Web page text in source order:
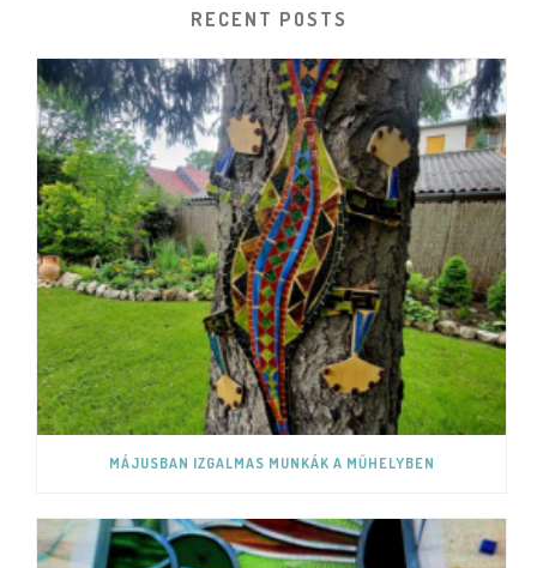
RECENT POSTS
MÁJUSBAN IZGALMAS MUNKÁK A MŰHELYBEN